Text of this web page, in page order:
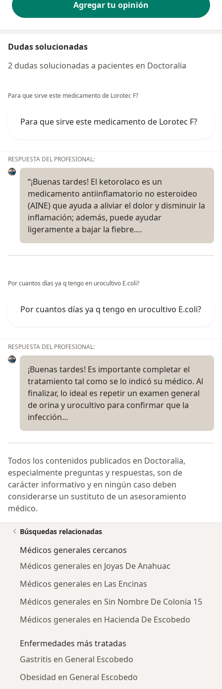
Agregar tu opinión
Dudas solucionadas
2 dudas solucionadas a pacientes en Doctoralia
Para que sirve este medicamento de Lorotec F?
Para que sirve este medicamento de Lorotec F?
RESPUESTA DEL PROFESIONAL:
“¡Buenas tardes! El ketorolaco es un
medicamento antiinflamatorio no esteroideo
(AINE) que ayuda a aliviar el dolor y disminuir la
inflamación; además, puede ayudar
ligeramente a bajar la fiebre.…
Por cuantos días ya q tengo en urocultivo E.coli?
Por cuantos días ya q tengo en urocultivo E.coli?
RESPUESTA DEL PROFESIONAL:
¡Buenas tardes! Es importante completar el
tratamiento tal como se lo indicó su médico. Al
finalizar, lo ideal es repetir un examen general
de orina y urocultivo para confirmar que la
infección…
Todos los contenidos publicados en Doctoralia,
especialmente preguntas y respuestas, son de
carácter informativo y en ningún caso deben
considerarse un sustituto de un asesoramiento
médico.
Búsquedas relacionadas
Médicos generales cercanos
Médicos generales en Joyas De Anahuac
Médicos generales en Las Encinas
Médicos generales en Sin Nombre De Colonia 15
Médicos generales en Hacienda De Escobedo
Enfermedades más tratadas
Gastritis en General Escobedo
Obesidad en General Escobedo